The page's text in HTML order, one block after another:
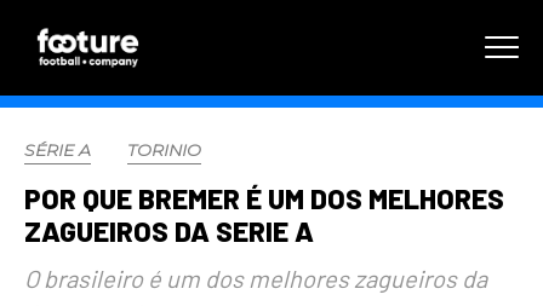
SÉRIE A TORINIO
POR QUE BREMER É UM DOS MELHORES
ZAGUEIROS DA SERIE A
O brasileiro é um dos melhores zagueiros da